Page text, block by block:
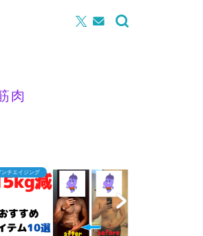
肉
ンチエイジング